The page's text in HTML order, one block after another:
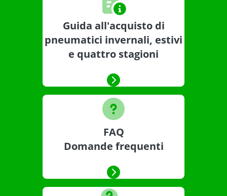
Guida all'acquisto di
pneumatici invernali, estivi
e quattro stagioni
FAQ
Domande frequenti